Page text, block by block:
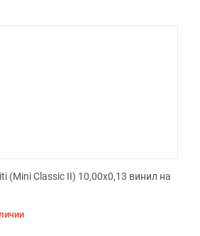
(Mini Classic II) 10,00x0,13 винил на